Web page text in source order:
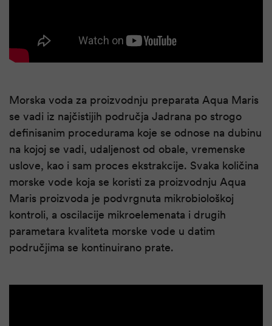
Morska voda za proizvodnju preparata Aqua Maris
se vadi iz najčistijih područja Jadrana po strogo
definisanim procedurama koje se odnose na dubinu
na kojoj se vadi, udaljenost od obale, vremenske
uslove, kao i sam proces ekstrakcije. Svaka količina
morske vode koja se koristi za proizvodnju Aqua
Maris proizvoda je podvrgnuta mikrobiološkoj
kontroli, a oscilacije mikroelemenata i drugih
parametara kvaliteta morske vode u datim
područjima se kontinuirano prate.